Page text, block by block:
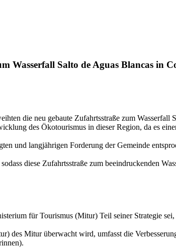
Wasserfall Salto de Aguas Blancas in
die neu gebaute Zufahrtsstraße zum
des Ökotourismus in dieser Region, da es
und langjährigen Forderung der Gemeinde
diese Zufahrtsstraße zum beeindruckenden
für Tourismus (Mitur) Teil seiner Strategie
des Mitur überwacht wird, umfasst die